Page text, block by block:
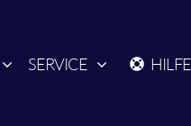
SERVICE HILFE